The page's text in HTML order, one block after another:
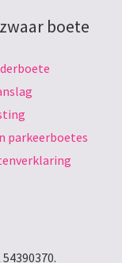
boete
parkeerboetes